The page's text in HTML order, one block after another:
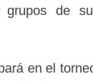
de
en el